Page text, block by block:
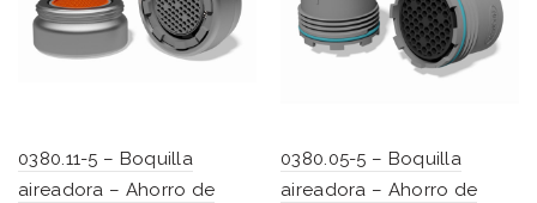
0380.11-5 – Boquilla
aireadora – Ahorro de
0380.05-5 – Boquilla
aireadora – Ahorro de